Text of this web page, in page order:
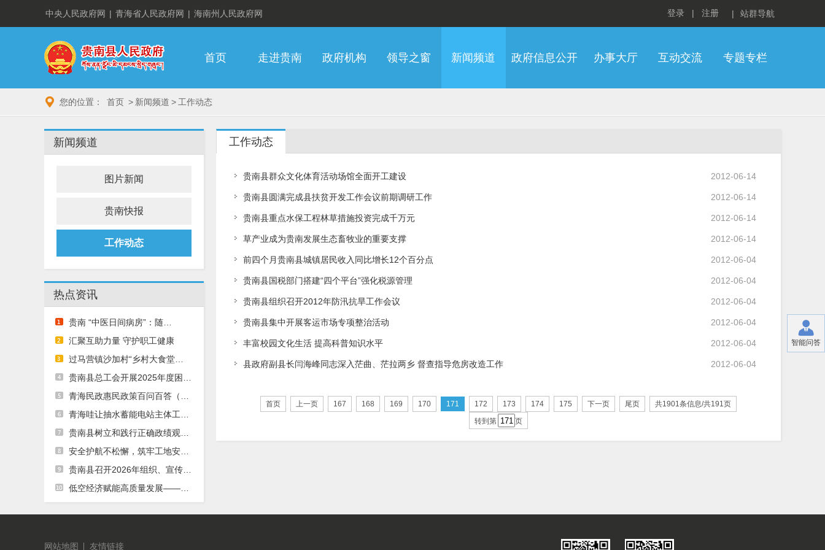
中央人民政府网 | 青海省人民政府网 | 海南州人民政府网 登录 | 注册 | 站群导航
首页 走进贵南 政府机构 领导之窗 新闻频道 政府信息公开 办事大厅 互动交流 专题专栏
您的位置： 首页 > 新闻频道 > 工作动态
新闻频道
图片新闻
贵南快报
工作动态
热点资讯
贵南 “中医日间病房”：随…
汇聚互助力量 守护职工健康
过马营镇沙加村“乡村大食堂…
贵南县总工会开展2025年度困…
青海民政惠民政策百问百答（…
青海哇让抽水蓄能电站主体工…
贵南县树立和践行正确政绩观…
安全护航不松懈，筑牢工地安…
贵南县召开2026年组织、宣传…
低空经济赋能高质量发展——…
工作动态
2012-06-14
贵南县群众文化体育活动场馆全面开工建设
2012-06-14
贵南县圆满完成县扶贫开发工作会议前期调研工作
2012-06-14
贵南县重点水保工程林草措施投资完成千万元
2012-06-14
草产业成为贵南发展生态畜牧业的重要支撑
2012-06-04
前四个月贵南县城镇居民收入同比增长12个百分点
2012-06-04
贵南县国税部门搭建“四个平台”强化税源管理
2012-06-04
贵南县组织召开2012年防汛抗旱工作会议
2012-06-04
贵南县集中开展客运市场专项整治活动
2012-06-04
丰富校园文化生活 提高科普知识水平
2012-06-04
县政府副县长闫海峰同志深入茫曲、茫拉两乡 督查指导危房改造工作
首页 上一页 167 168 169 170 171 172 173 174 175 下一页 尾页
共1901条信息/共191页
转到第
页
网站地图 友情链接
智能问答